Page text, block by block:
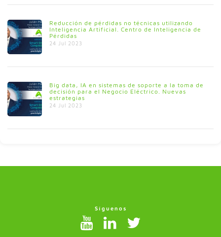
Reducción de pérdidas no técnicas utilizando
Inteligencia Artificial. Centro de Inteligencia de
Pérdidas
24 Jul 2023
Big data, IA en sistemas de soporte a la toma de
decisión para el Negocio Eléctrico. Nuevas
estrategias
24 Jul 2023
Síguenos